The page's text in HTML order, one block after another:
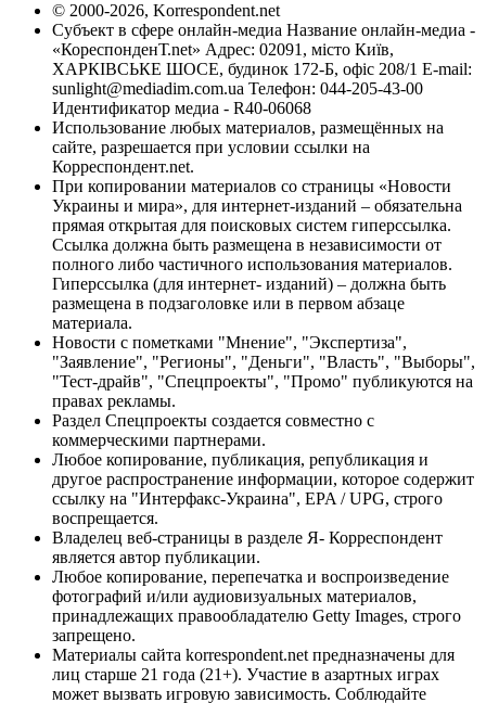
© 2000-2026, Korrespondent.net
Субъект в сфере онлайн-медиа Название онлайн-медиа -
«КореспонденТ.net» Адрес: 02091, місто Київ,
ХАРКІВСЬКЕ ШОСЕ, будинок 172-Б, офіс 208/1 E-mail:
sunlight@mediadim.com.ua Телефон: 044-205-43-00
Идентификатор медиа - R40-06068
Использование любых материалов, размещённых на
сайте, разрешается при условии ссылки на
Корреспондент.net.
При копировании материалов со страницы «Новости
Украины и мира», для интернет-изданий – обязательна
прямая открытая для поисковых систем гиперссылка.
Ссылка должна быть размещена в независимости от
полного либо частичного использования материалов.
Гиперссылка (для интернет- изданий) – должна быть
размещена в подзаголовке или в первом абзаце
материала.
Новости с пометками "Мнение", "Экспертиза",
"Заявление", "Регионы", "Деньги", "Власть", "Выборы",
"Тест-драйв", "Спецпроекты", "Промо" публикуются на
правах рекламы.
Раздел Спецпроекты создается совместно с
коммерческими партнерами.
Любое копирование, публикация, републикация и
другое распространение информации, которое содержит
ссылку на "Интерфакс-Украина", EPA / UPG, строго
воспрещается.
Владелец веб-страницы в разделе Я- Корреспондент
является автор публикации.
Любое копирование, перепечатка и воспроизведение
фотографий и/или аудиовизуальных материалов,
принадлежащих правообладателю Getty Images, строго
запрещено.
Материалы сайта korrespondent.net предназначены для
лиц старше 21 года (21+). Участие в азартных играх
может вызвать игровую зависимость. Соблюдайте